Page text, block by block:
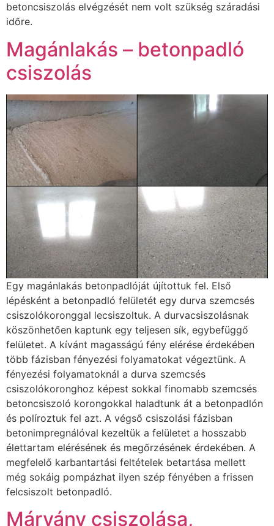
betoncsiszolás elvégzését nem volt szükség száradási
időre.
Magánlakás – betonpadló
csiszolás
Egy magánlakás betonpadlóját újítottuk fel. Első
lépésként a betonpadló felületét egy durva szemcsés
csiszolókoronggal lecsiszoltuk. A durvacsiszolásnak
köszönhetően kaptunk egy teljesen sík, egybefüggő
felületet. A kívánt magasságú fény elérése érdekében
több fázisban fényezési folyamatokat végeztünk. A
fényezési folyamatoknál a durva szemcsés
csiszolókoronghoz képest sokkal finomabb szemcsés
betoncsiszoló korongokkal haladtunk át a betonpadlón
és políroztuk fel azt. A végső csiszolási fázisban
betonimpregnálóval kezeltük a felületet a hosszabb
élettartam elérésének és megőrzésének érdekében. A
megfelelő karbantartási feltételek betartása mellett
még sokáig pompázhat ilyen szép fényében a frissen
felcsiszolt betonpadló.
Márvány csiszolása,